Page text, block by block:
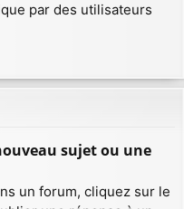
par des utilisateurs
sujet ou une
un forum, cliquez sur le